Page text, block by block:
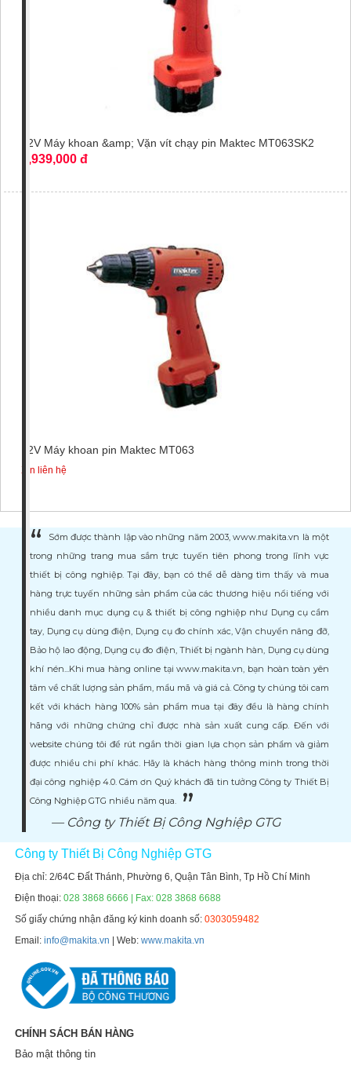
12V Máy khoan &amp; Vặn vít chạy pin Maktec MT063SK2
1,939,000 đ
12V Máy khoan pin Maktec MT063
Xin liên hệ
Sớm được thành lập vào những năm 2003, www.makita.vn là một
trong những trang mua sắm trực tuyến tiên phong trong lĩnh vực
thiết bị công nghiệp. Tại đây, bạn có thể dễ dàng tìm thấy và mua
hàng trực tuyến những sản phẩm của các thương hiệu nổi tiếng với
nhiều danh mục dụng cụ & thiết bị công nghiệp như Dụng cụ cầm
tay, Dụng cụ dùng điện, Dụng cụ đo chính xác, Vận chuyển nâng đỡ,
Bảo hộ lao động, Dụng cụ đo điện, Thiết bị ngành hàn, Dụng cụ dùng
khí nén...Khi mua hàng online tại www.makita.vn, bạn hoàn toàn yên
tâm về chất lượng sản phẩm, mẩu mã và giá cả. Công ty chúng tôi cam
kết với khách hàng 100% sản phẩm mua tại đây đều là hàng chính
hãng với những chứng chỉ được nhà sản xuất cung cấp. Đến với
website chúng tôi để rút ngắn thời gian lựa chọn sản phẩm và giảm
được nhiều chi phí khác. Hãy là khách hàng thông minh trong thời
đại công nghiệp 4.0. Cám ơn Quý khách đã tin tưởng Công ty Thiết Bị
Công Nghiệp GTG nhiều năm qua.
Công ty Thiết Bị Công Nghiệp GTG
Công ty Thiết Bị Công Nghiệp GTG
Địa chỉ: 2/64C Đất Thánh, Phường 6, Quận Tân Bình, Tp Hồ Chí Minh
Điện thoại:028 3868 6666 | Fax: 028 3868 6688
Số giấy chứng nhận đăng ký kinh doanh số:0303059482
Email:info@makita.vn | Web:www.makita.vn
CHÍNH SÁCH BÁN HÀNG
Bảo mật thông tin